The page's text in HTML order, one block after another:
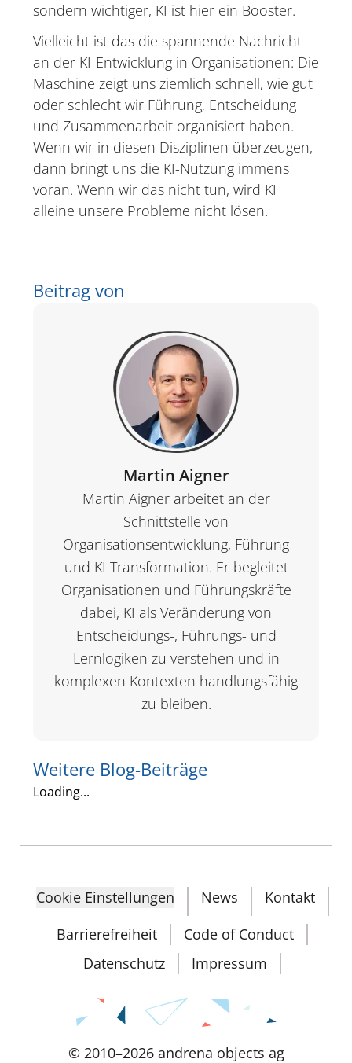
sondern wichtiger, KI ist hier ein Booster.
Vielleicht ist das die spannende Nachricht
an der KI-Entwicklung in Organisationen: Die
Maschine zeigt uns ziemlich schnell, wie gut
oder schlecht wir Führung, Entscheidung
und Zusammenarbeit organisiert haben.
Wenn wir in diesen Disziplinen überzeugen,
dann bringt uns die KI-Nutzung immens
voran. Wenn wir das nicht tun, wird KI
alleine unsere Probleme nicht lösen.
Beitrag von
Martin Aigner
Martin Aigner arbeitet an der
Schnittstelle von
Organisationsentwicklung, Führung
und KI Transformation. Er begleitet
Organisationen und Führungskräfte
dabei, KI als Veränderung von
Entscheidungs-, Führungs- und
Lernlogiken zu verstehen und in
komplexen Kontexten handlungsfähig
zu bleiben.
Weitere Blog-Beiträge
Loading...
© 2010–2026 andrena objects ag
Cookie Einstellungen News
Kontakt
Barrierefreiheit
Code of Conduct
Datenschutz
Impressum